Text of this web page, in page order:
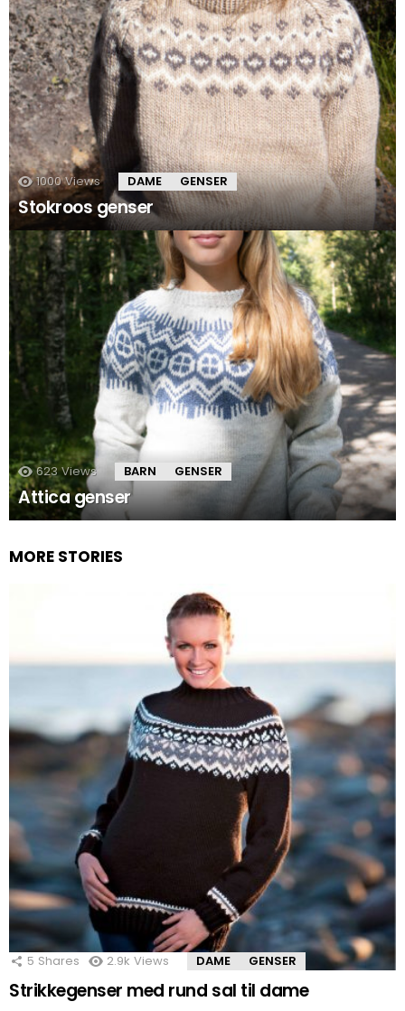
1000 Views DAME GENSER
Stokroos genser
623 Views BARN GENSER
Attica genser
MORE STORIES
5 Shares 2.9k Views DAME GENSER
Strikkegenser med rund sal til dame